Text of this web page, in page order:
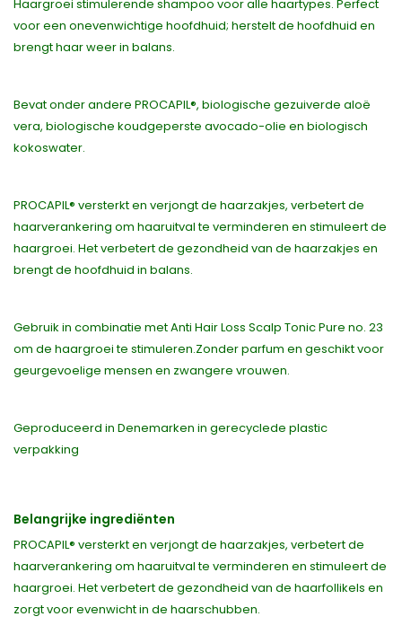
Haargroei stimulerende shampoo voor alle haartypes. Perfect
voor een onevenwichtige hoofdhuid; herstelt de hoofdhuid en
brengt haar weer in balans.
Bevat onder andere PROCAPIL®, biologische gezuiverde aloë
vera, biologische koudgeperste avocado-olie en biologisch
kokoswater.
PROCAPIL® versterkt en verjongt de haarzakjes, verbetert de
haarverankering om haaruitval te verminderen en stimuleert de
haargroei. Het verbetert de gezondheid van de haarzakjes en
brengt de hoofdhuid in balans.
Gebruik in combinatie met Anti Hair Loss Scalp Tonic Pure no. 23
om de haargroei te stimuleren.Zonder parfum en geschikt voor
geurgevoelige mensen en zwangere vrouwen.
Geproduceerd in Denemarken in gerecyclede plastic
verpakking
Belangrijke ingrediënten
PROCAPIL® versterkt en verjongt de haarzakjes, verbetert de
haarverankering om haaruitval te verminderen en stimuleert de
haargroei. Het verbetert de gezondheid van de haarfollikels en
zorgt voor evenwicht in de haarschubben.